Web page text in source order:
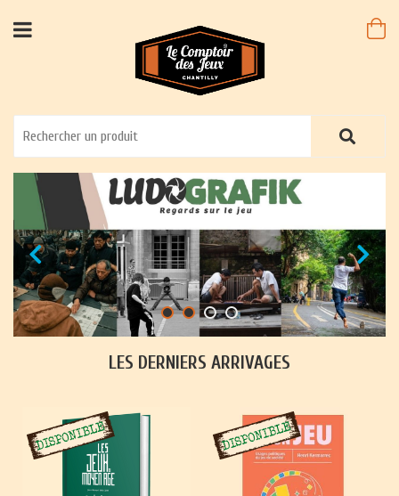
LES DERNIERS ARRIVAGES